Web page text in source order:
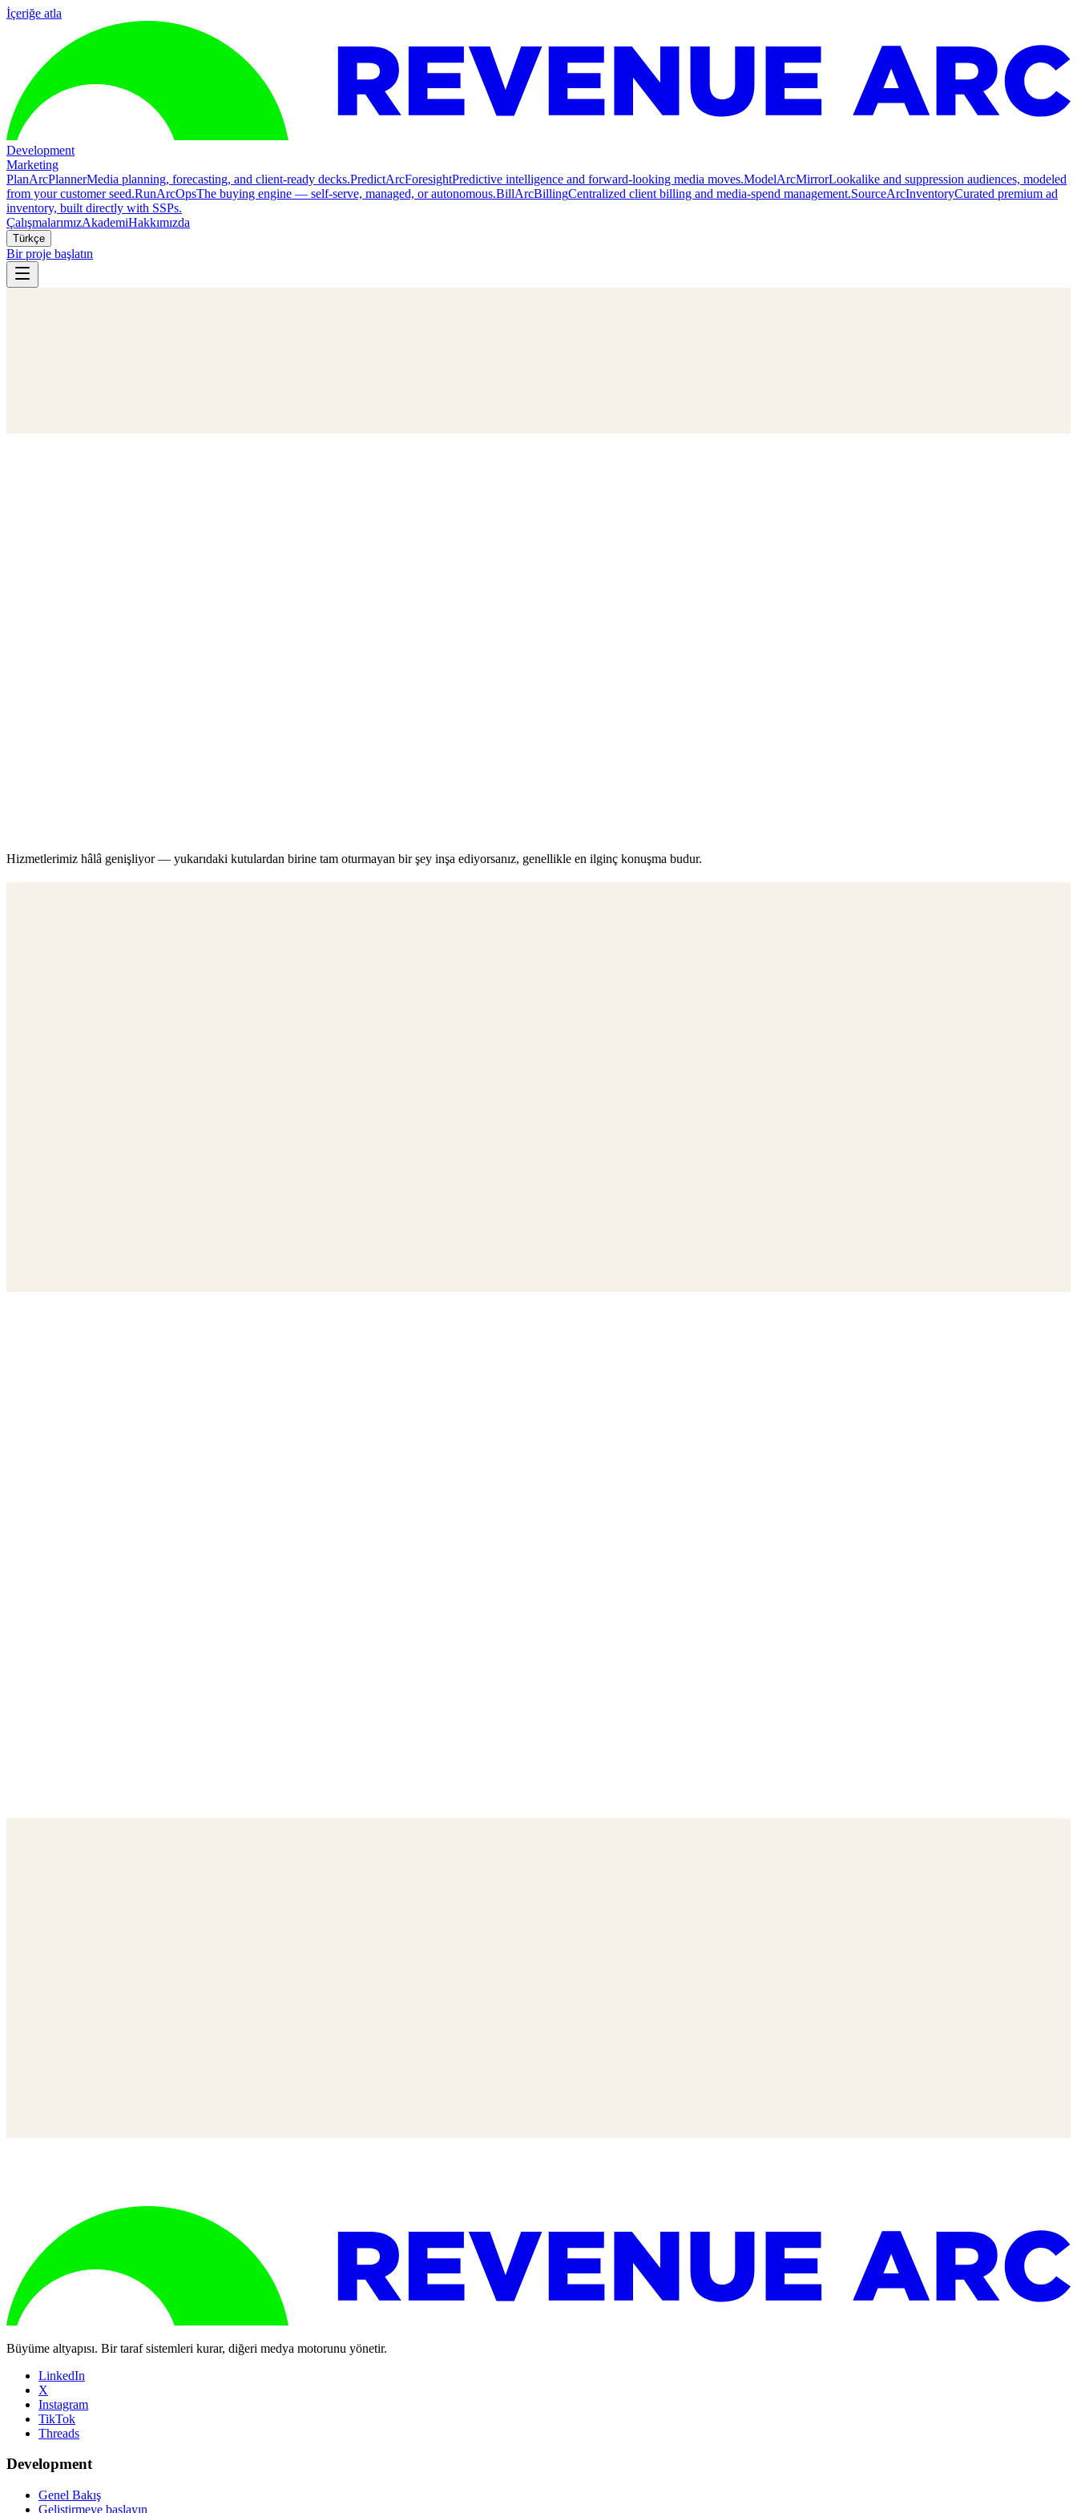
İçeriğe atla
Development
Marketing
PlanArcPlannerMedia planning, forecasting, and client-ready decks.PredictArcForesightPredictive intelligence and forward-looking media moves.ModelArcMirrorLookalike and suppression audiences, modeled
from your customer seed.RunArcOpsThe buying engine — self-serve, managed, or autonomous.BillArcBillingCentralized client billing and media-spend management.SourceArcInventoryCurated premium ad
inventory, built directly with SSPs.
ÇalışmalarımızAkademiHakkımızda
Türkçe
Bir proje başlatın
Hizmetlerimiz hâlâ genişliyor — yukarıdaki kutulardan birine tam oturmayan bir şey inşa ediyorsanız, genellikle en ilginç konuşma budur.
Büyüme altyapısı. Bir taraf sistemleri kurar, diğeri medya motorunu yönetir.
LinkedIn
X
Instagram
TikTok
Threads
Development
Genel Bakış
Geliştirmeye başlayın